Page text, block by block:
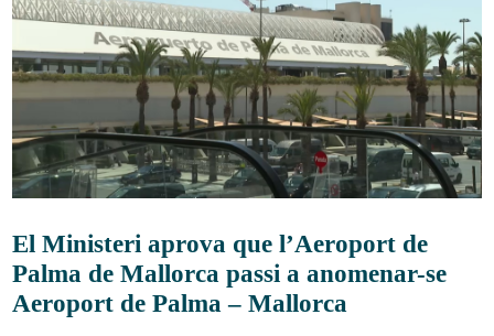
El Ministeri aprova que l’Aeroport de
Palma de Mallorca passi a anomenar-se
Aeroport de Palma – Mallorca